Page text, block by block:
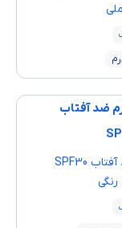
كرم ضد آفتاب SPF30
رنگی